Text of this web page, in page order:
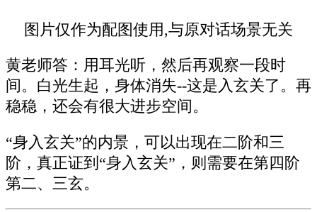
图片仅作为配图使用,与原对话场景无关
黄老师答：用耳光听，然后再观察一段时
间。白光生起，身体消失--这是入玄关了。再
稳稳，还会有很大进步空间。
“身入玄关”的内景，可以出现在二阶和三
阶，真正证到“身入玄关”，则需要在第四阶
第二、三玄。